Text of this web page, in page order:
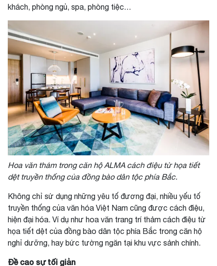
khách, phòng ngủ, spa, phòng tiệc…
Hoa văn thảm trong căn hộ ALMA cách điệu từ họa tiết
dệt truyền thống của đồng bào dân tộc phía Bắc.
Không chỉ sử dụng những yêu tố đương đại, nhiều yếu tố
truyền thống của văn hóa Việt Nam cũng được cách điệu,
hiện đại hóa. Ví dụ như hoa văn trang trí thảm cách điệu từ
họa tiết dệt của đồng bào dân tộc phía Bắc trong căn hộ
nghỉ dưỡng, hay bức tường ngăn tại khu vực sảnh chính.
Đề cao sự tối giản